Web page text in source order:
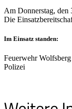
Am Donnerstag, den
Die
Im Einsatz standen:
Feuerwehr
Polizei